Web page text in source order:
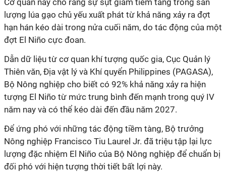
Cơ quan này cho rằng sự sụt giảm tiềm tàng trong sản
lượng lúa gạo chủ yếu xuất phát từ khả năng xảy ra đợt
hạn hán kéo dài trong nửa cuối năm, do tác động của một
đợt El Niño cực đoan.
Dẫn dữ liệu từ cơ quan khí tượng quốc gia, Cục Quản lý
Thiên văn, Địa vật lý và Khí quyển Philippines (PAGASA),
Bộ Nông nghiệp cho biết có 92% khả năng xảy ra hiện
tượng El Niño từ mức trung bình đến mạnh trong quý IV
năm nay và có thể kéo dài đến đầu năm 2027.
Để ứng phó với những tác động tiềm tàng, Bộ trưởng
Nông nghiệp Francisco Tiu Laurel Jr. đã triệu tập lại lực
lượng đặc nhiệm El Niño của Bộ Nông nghiệp để chuẩn bị
đối phó với hiện tượng thời tiết bất lợi này.